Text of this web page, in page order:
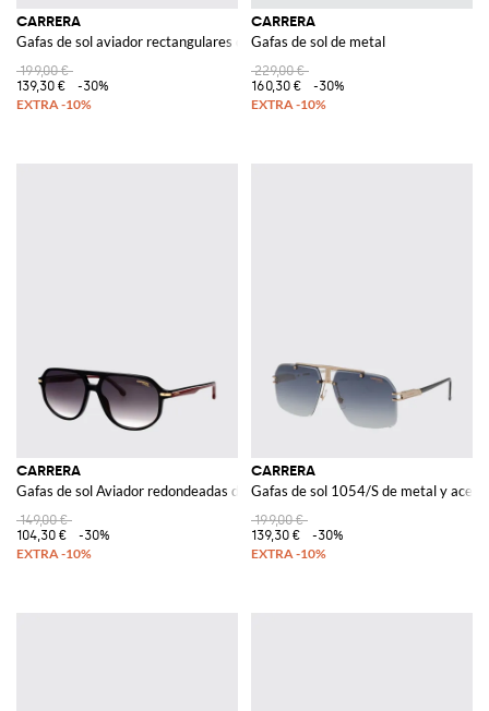
CARRERA
Gafas de sol aviador rectangulares de metal con lentes degradadas
199,00 €
139,30 €
-30%
CARRERA
Gafas de sol de metal
229,00 €
160,30 €
-30%
CARRERA
Gafas de sol Aviador redondeadas de acetato con doble puente
149,00 €
104,30 €
-30%
CARRERA
Gafas de sol 1054/S de metal y
199,00 €
139,30 €
-30%